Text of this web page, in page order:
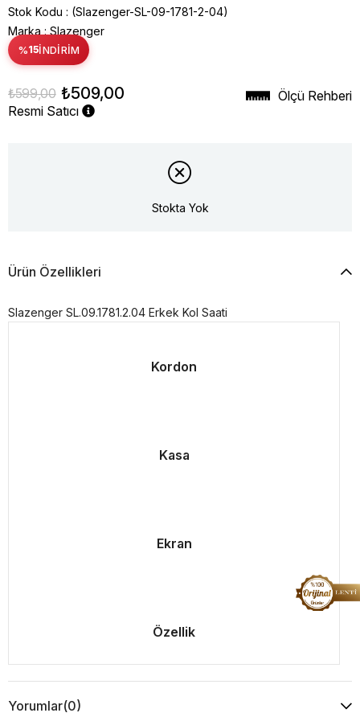
Stok Kodu
(Slazenger-SL-09-1781-2-04)
Marka : Slazenger
%15İNDIRIM
₺599,00 ₺509,00
Resmi Satıcı
Ölçü Rehberi
Stokta Yok
Ürün Özellikleri
Slazenger SL.09.1781.2.04 Erkek Kol Saati
Kordon
Kasa
Ekran
Özellik
Yorumlar(0)